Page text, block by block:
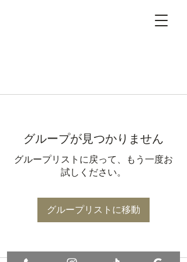
グループが見つかりません
グループリストに戻って、もう一度お
試しください。
グループリストに移動